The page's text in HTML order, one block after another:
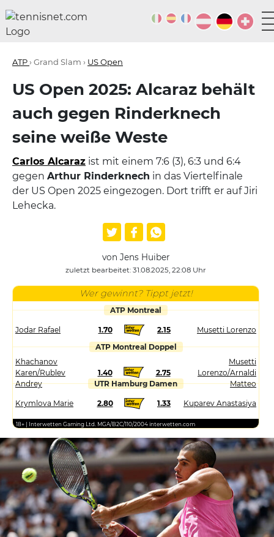
ATP› Grand Slam › US Open
US Open 2025: Alcaraz behält
auch gegen Rinderknech
seine weiße Weste
Carlos Alcaraz ist mit einem 7:6 (3), 6:3 und 6:4
gegen Arthur Rinderknech in das Viertelfinale
der US Open 2025 eingezogen. Dort trifft er auf Jiri
Lehecka.
von Jens Huiber
zuletzt bearbeitet: 31.08.2025, 22:08 Uhr
Wer gewinnt? Tippt jetzt!
ATP Montreal
Jodar Rafael 1.70 2.15
Musetti Lorenzo
ATP Montreal Doppel
Khachanov
Karen/Rublev
Andrey
1.40 2.75
Musetti
Lorenzo/Arnaldi
Matteo
UTR Hamburg Damen
Krymlova Marie 2.80 1.33 Kuparev Anastasiya
18+ | Interwetten Gaming Ltd. MGA/B2C/110/2004 interwetten.com